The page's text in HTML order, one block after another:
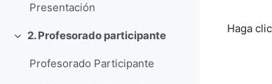
Presentación
Colapsar
2. Profesorado participante
Profesorado Participante
Haga